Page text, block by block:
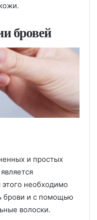
бровей
и простых
необходимо
брови и с помощью
волоски.